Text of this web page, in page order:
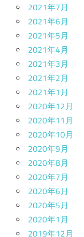
2021年7月
2021年6月
2021年5月
2021年4月
2021年3月
2021年2月
2021年1月
2020年12月
2020年11月
2020年10月
2020年9月
2020年8月
2020年7月
2020年6月
2020年5月
2020年1月
2019年12月